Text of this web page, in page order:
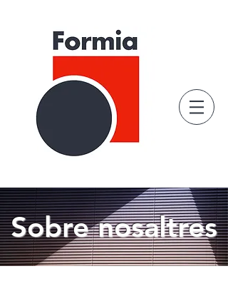
Sobre nosaltres